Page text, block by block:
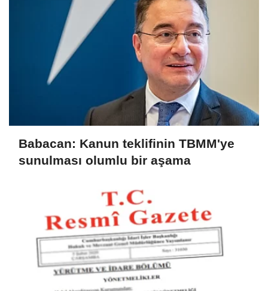
Babacan: Kanun teklifinin TBMM'ye
sunulması olumlu bir aşama